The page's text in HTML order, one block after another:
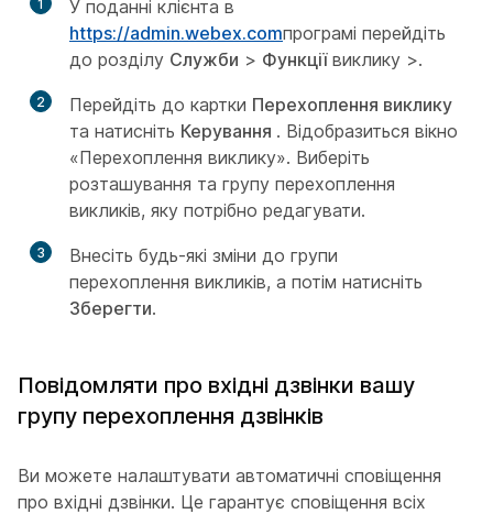
1
У поданні клієнта в
https://admin.webex.comпрограмі перейдіть
до розділу Служби > Функціївиклику >.
2 Перейдіть до картки Перехоплення виклику
та натисніть Керування . Відобразиться вікно
«Перехоплення виклику». Виберіть
розташування та групу перехоплення
викликів, яку потрібно редагувати.
3
Внесіть будь-які зміни до групи
перехоплення викликів, а потім натисніть
Зберегти.
Повідомляти про вхідні дзвінки вашу
групу перехоплення дзвінків
Ви можете налаштувати автоматичні сповіщення
про вхідні дзвінки. Це гарантує сповіщення всіх